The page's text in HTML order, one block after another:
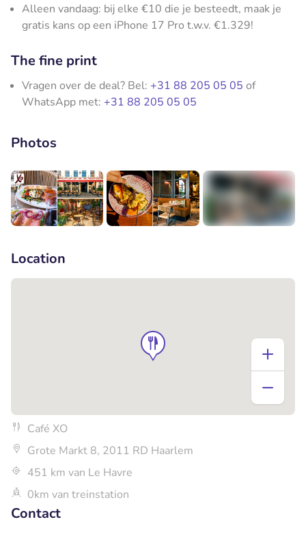
Alleen vandaag: bij elke €10 die je besteedt, maak je
gratis kans op een iPhone 17 Pro t.w.v. €1.329!
The fine print
Vragen over de deal? Bel: +31 88 205 05 05 of
WhatsApp met: +31 88 205 05 05
Photos
Location
Café XO
Grote Markt 8, 2011 RD Haarlem
451 km van Le Havre
0km van treinstation
Contact